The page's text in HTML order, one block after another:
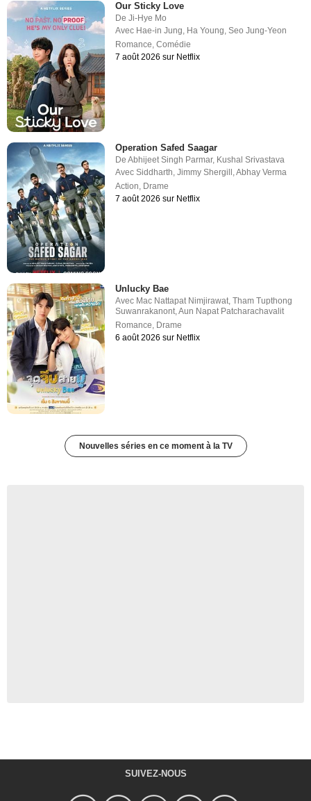
Our Sticky Love
DeJi-Hye Mo
Avec Hae-in Jung, Ha Young,Seo Jung-Yeon
Romance,Comédie
7 août 2026 sur Netflix
Operation Safed Saagar
DeAbhijeet Singh Parmar, Kushal Srivastava
AvecSiddharth ,Jimmy Shergill ,Abhay Verma
Action Drame
7 août 2026 sur Netflix
Unlucky Bae
Avec Mac Nattapat Nimjirawat,Tham Tupthong
Suwanrakanont,Aun Napat Patcharachavalit
Romance, Drame
6 août 2026 sur Netflix
Nouvelles séries en ce moment à la TV
SUIVEZ-NOUS